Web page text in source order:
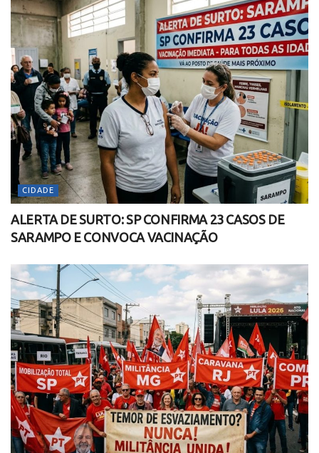
CIDADE
ALERTA DE SURTO: SP CONFIRMA 23 CASOS DE
SARAMPO E CONVOCA VACINAÇÃO